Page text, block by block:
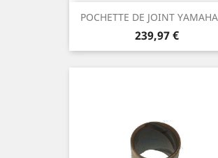
POCHETTE DE JOINT
Prix
239,97 €